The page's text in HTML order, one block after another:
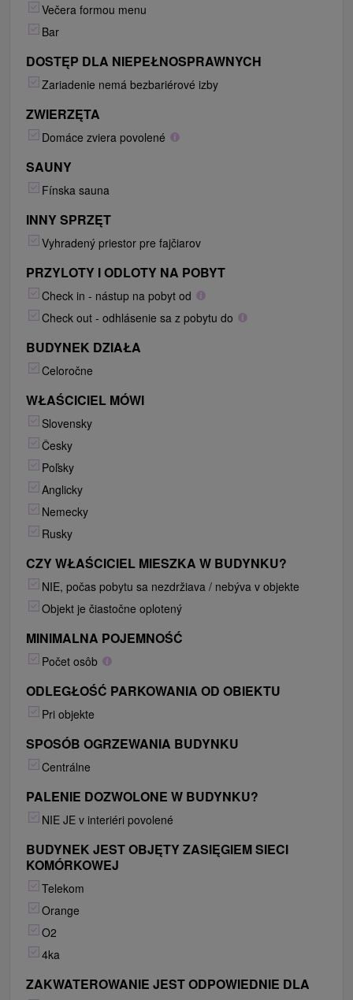
Večera formou menu
Bar
DOSTĘP DLA NIEPEŁNOSPRAWNYCH
Zariadenie nemá bezbariérové izby
ZWIERZĘTA
Domáce zviera povolené
SAUNY
Fínska sauna
INNY SPRZĘT
Vyhradený priestor pre fajčiarov
PRZYLOTY I ODLOTY NA POBYT
Check in - nástup na pobyt od
Check out - odhlásenie sa z pobytu do
BUDYNEK DZIAŁA
Celoročne
WŁAŚCICIEL MÓWI
Slovensky
Česky
Poľsky
Anglicky
Nemecky
Rusky
CZY WŁAŚCICIEL MIESZKA W BUDYNKU?
NIE, počas pobytu sa nezdržiava / nebýva v objekte
Objekt je čiastočne oplotený
MINIMALNA POJEMNOŚĆ
Počet osôb
ODLEGŁOŚĆ PARKOWANIA OD OBIEKTU
Pri objekte
SPOSÓB OGRZEWANIA BUDYNKU
Centrálne
PALENIE DOZWOLONE W BUDYNKU?
NIE JE v interiéri povolené
BUDYNEK JEST OBJĘTY ZASIĘGIEM SIECI
KOMÓRKOWEJ
Telekom
Orange
O2
4ka
ZAKWATEROWANIE JEST ODPOWIEDNIE DLA